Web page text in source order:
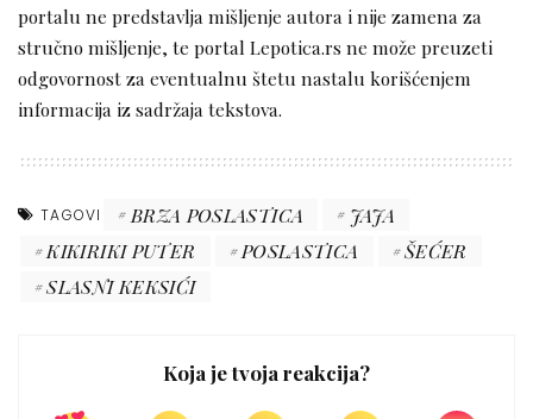
portalu ne predstavlja mišljenje autora i nije zamena za
stručno mišljenje, te portal Lepotica.rs ne može preuzeti
odgovornost za eventualnu štetu nastalu korišćenjem
informacija iz sadržaja tekstova.
TAGOVI BRZA POSLASTICA
JAJA
KIKIRIKI PUTER
POSLASTICA
ŠEĆER
SLASNI KEKSIĆI
Koja je tvoja reakcija?